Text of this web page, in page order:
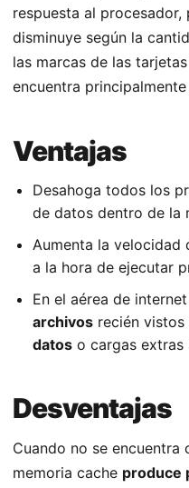
respuesta al
disminuye según la
las marcas de las tarjetas
encuentra
Ventajas
Desahoga todos los
de datos dentro de la
Aumenta la velocidad
a la hora de ejecutar
En el aérea de
archivos recién
datos o cargas extras
Desventajas
Cuando no se encuentra
memoria cache produce